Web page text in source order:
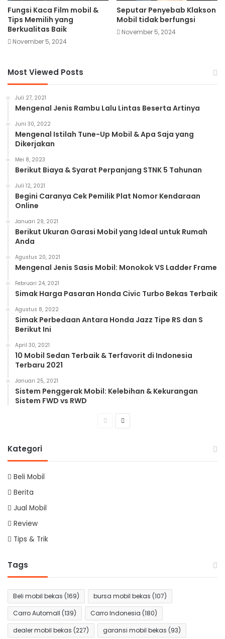
Fungsi Kaca Film mobil &
Tips Memilih yang
Berkualitas Baik
November 5, 2024
Seputar Penyebab Klakson
Mobil tidak berfungsi
November 5, 2024
Most Viewed Posts
Juli 27, 2021
Mengenal Jenis Rambu Lalu Lintas Beserta Artinya
Juni 30, 2022
Mengenal Istilah Tune-Up Mobil & Apa Saja yang
Dikerjakan
Mei 8, 2023
Berikut Biaya & Syarat Perpanjang STNK 5 Tahunan
Juli 12, 2021
Begini Caranya Cek Pemilik Plat Nomor Kendaraan
Online
Januari 29, 2021
Berikut Ukuran Garasi Mobil yang Ideal untuk Rumah
Anda
Agustus 20, 2021
Mengenal Jenis Sasis Mobil: Monokok VS Ladder Frame
Februari 24, 2021
Simak Harga Pasaran Honda Civic Turbo Bekas Terbaik
Agustus 8, 2022
Simak Perbedaan Antara Honda Jazz Tipe RS dan S
Berikut Ini
April 30, 2021
10 Mobil Sedan Terbaik & Terfavorit di Indonesia
Terbaru 2021
Januari 25, 2021
Sistem Penggerak Mobil: Kelebihan & Kekurangan
Sistem FWD vs RWD
PreviousNext
Kategori
Beli Mobil
Berita
Jual Mobil
Review
Tips & Trik
Tags
Beli mobil bekas (169) bursa mobil bekas (107)
Carro Automall (139) Carro Indonesia (180)
dealer mobil bekas (227) garansi mobil bekas (93)